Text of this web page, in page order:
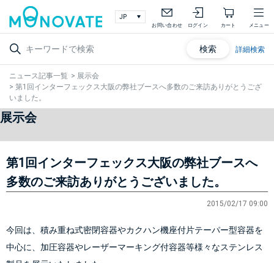
お問い合わせ ログイン カート メニュー
検索 詳細検索
ニュース記事一覧 > 展示会
> 第1回インターフェックス大阪の弊社ブースへ多数のご来訪ありがとうござ
いました。
展示会
第1回インターフェックス大阪の弊社ブースへ
多数のご来訪ありがとうございました。
2015/02/17 09:00
今回は、積み重ね式密閉容器やカクハン機座付片テーパー型容器を
中心に、加圧容器やレーザーマーキング付容器等様々なステンレス